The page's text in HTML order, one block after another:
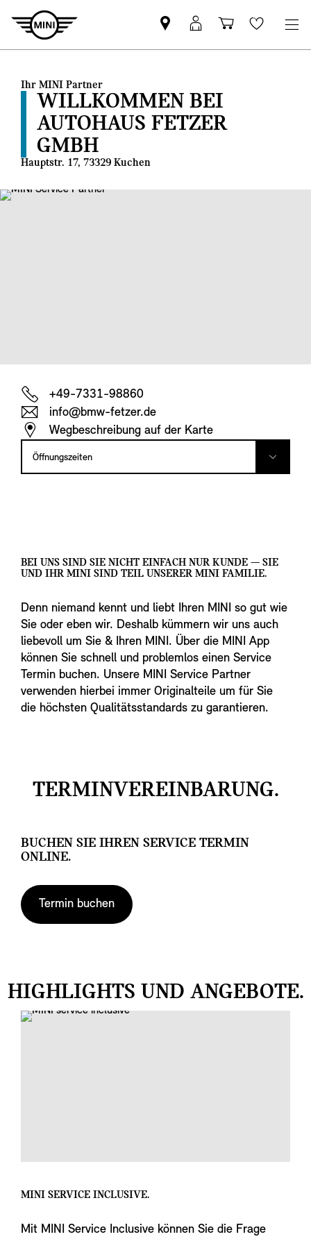
MINI
Partner
MINI
Login
Wishlist
Ihr MINI Partner
WILLKOMMEN BEI
AUTOHAUS FETZER
GMBH
Hauptstr. 17, 73329 Kuchen
+49-7331-98860
info@bmw-fetzer.de
Wegbeschreibung auf der Karte
Öffnungszeiten
BEI UNS SIND SIE NICHT EINFACH NUR KUNDE — SIE
UND IHR MINI SIND TEIL UNSERER MINI FAMILIE.
Denn niemand kennt und liebt Ihren MINI so gut wie
Sie oder eben wir. Deshalb kümmern wir uns auch
liebevoll um Sie & Ihren MINI. Über die MINI App
können Sie schnell und problemlos einen Service
Termin buchen. Unsere MINI Service Partner
verwenden hierbei immer Originalteile um für Sie
die höchsten Qualitätsstandards zu garantieren.
TERMINVEREINBARUNG.
BUCHEN SIE IHREN SERVICE TERMIN
ONLINE.
Termin buchen
HIGHLIGHTS UND ANGEBOTE.
MINI SERVICE INCLUSIVE.
Mit MINI Service Inclusive können Sie die Frage